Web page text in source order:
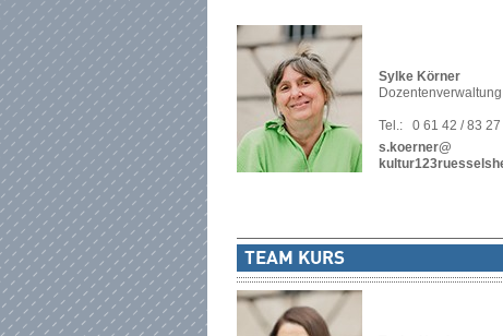
Sylke Körner
Dozentenverwaltung
Tel.:
0 61 42 / 83 27
s.koerner@
TEAM KURS